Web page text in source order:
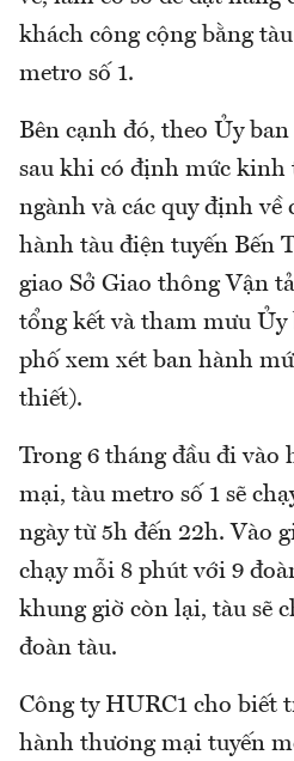
khách công cộng bằng
metro số 1.
Bên cạnh đó, theo Ủy
sau khi có định mức kinh
ngành và các quy định
hành tàu điện tuyến Bến
giao Sở Giao thông Vận
tổng kết và tham mưu
phố xem xét ban hành
thiết).
Trong 6 tháng đầu đi vào
mại, tàu metro số 1 sẽ
ngày từ 5h đến 22h. Vào
chạy mỗi 8 phút với 9
khung giờ còn lại, tàu sẽ
đoàn tàu.
Công ty HURC1 cho biết
hành thương mại tuyến